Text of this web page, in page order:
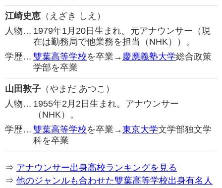
江崎史恵 （えざき しえ）
人物… 1979年1月20日生まれ。元アナウンサー（現
在は勤務局で他業務を担当（NHK））。
学歴… 雙葉高等学校を卒業→ 慶應義塾大学総合政策
学部を卒業
山田敦子 （やまだ あつこ）
人物… 1955年2月2日生まれ。アナウンサー
（NHK）。
学歴… 雙葉高等学校を卒業→東京大学文学部独文学
科を卒業
⇒ アナウンサー出身高校ランキングを見る
⇒ 他のジャンルも合わせた雙葉高等学校出身有名人